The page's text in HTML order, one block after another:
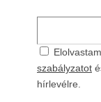
szabályzatot
hírlevélre.